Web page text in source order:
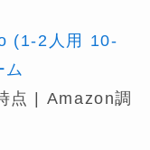
(1-2人用 10-
ム
点 | Amazon調